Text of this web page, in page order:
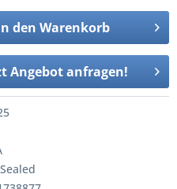
den Warenkorb
Angebot anfragen!